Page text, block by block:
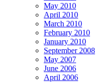
May 2010
April 2010
March 2010
February 2010
January 2010
September 2008
May 2007
June 2006
April 2006